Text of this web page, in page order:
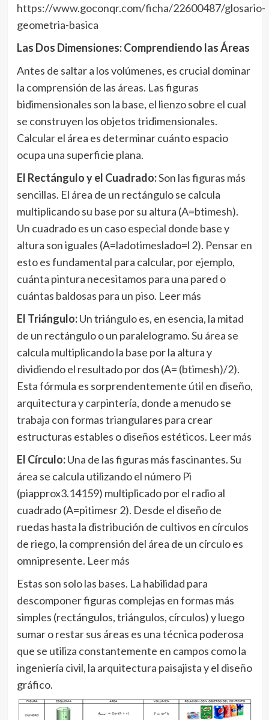
https://www.goconqr.com/ficha/22600487/glosario-
geometria-basica
Las Dos Dimensiones: Comprendiendo las Áreas
Antes de saltar a los volúmenes, es crucial dominar
la comprensión de las áreas. Las figuras
bidimensionales son la base, el lienzo sobre el cual
se construyen los objetos tridimensionales.
Calcular el área es determinar cuánto espacio
ocupa una superficie plana.
El Rectángulo y el Cuadrado:Son las figuras más
sencillas. El área de un rectángulo se calcula
multiplicando su base por su altura (A=btimesh).
Un cuadrado es un caso especial donde base y
altura son iguales (A=ladotimeslado=l 2). Pensar en
esto es fundamental para calcular, por ejemplo,
cuánta pintura necesitamos para una pared o
cuántas baldosas para un piso. Leer más
El Triángulo:Un triángulo es, en esencia, la mitad
de un rectángulo o un paralelogramo. Su área se
calcula multiplicando la base por la altura y
dividiendo el resultado por dos (A= (btimesh)/2).
Esta fórmula es sorprendentemente útil en diseño,
arquitectura y carpintería, donde a menudo se
trabaja con formas triangulares para crear
estructuras estables o diseños estéticos. Leer más
El Círculo:Una de las figuras más fascinantes. Su
área se calcula utilizando el número Pi
(piapprox3.14159) multiplicado por el radio al
cuadrado (A=pitimesr 2). Desde el diseño de
ruedas hasta la distribución de cultivos en círculos
de riego, la comprensión del área de un círculo es
omnipresente. Leer más
Estas son solo las bases. La habilidad para
descomponer figuras complejas en formas más
simples (rectángulos, triángulos, círculos) y luego
sumar o restar sus áreas es una técnica poderosa
que se utiliza constantemente en campos como la
ingeniería civil, la arquitectura paisajista y el diseño
gráfico.